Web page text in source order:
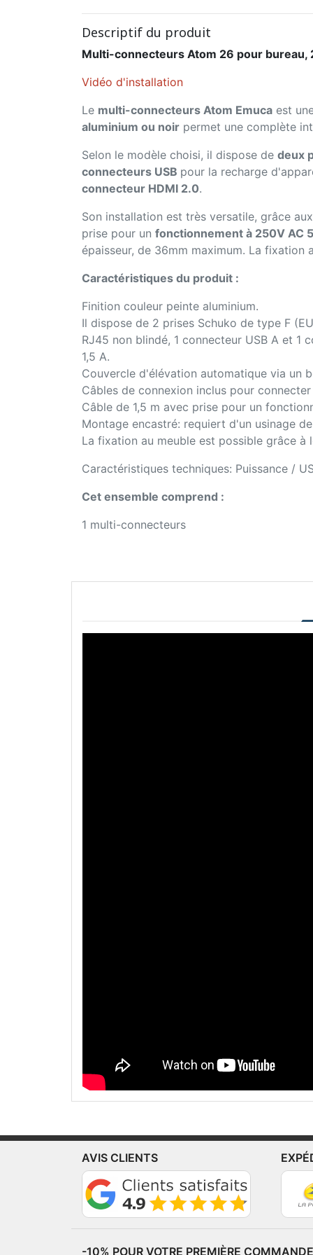
Descriptif du produit
Multi-connecteurs Atom 26 pour bureau,
Vidéo d'installation
Le multi-connecteurs Atom Emuca est
aluminium ou noir permet une complète
Selon le modèle choisi, il dispose de deux
connecteurs USB pour la recharge
connecteur HDMI 2.0.
Son installation est très versatile, grâce
prise pour un fonctionnement à 250V AC
épaisseur, de 36mm maximum. La fixation
Caractéristiques du produit :
Finition couleur peinte aluminium.
Il dispose de 2 prises Schuko de type F
RJ45 non blindé, 1 connecteur USB A et
1,5 A.
Couvercle d'élévation automatique via un
Câbles de connexion inclus pour
Câble de 1,5 m avec prise pour un
Montage encastré: requiert d'un usinage
La fixation au meuble est possible grâce à
Caractéristiques techniques: Puissance /
Cet ensemble comprend :
1 multi-connecteurs
AVIS CLIENTS
-10% POUR VOTRE PREMIÈRE